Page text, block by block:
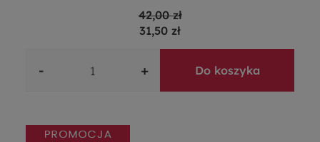
42,00 zł
31,50 zł
- + Do koszyka